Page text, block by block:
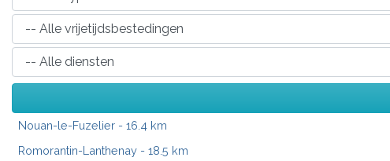
Nouan-le-Fuzelier - 16.4 km
Romorantin-Lanthenay - 18.5 km